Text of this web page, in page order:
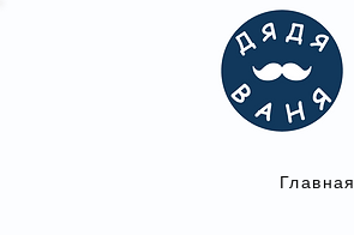
Главная